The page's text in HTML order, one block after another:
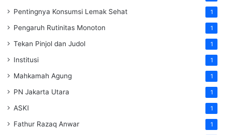
Pentingnya Konsumsi Lemak Sehat 1
Pengaruh Rutinitas Monoton 1
Tekan Pinjol dan Judol 1
Institusi 1
Mahkamah Agung 1
PN Jakarta Utara 1
ASKI 1
Fathur Razaq Anwar 1